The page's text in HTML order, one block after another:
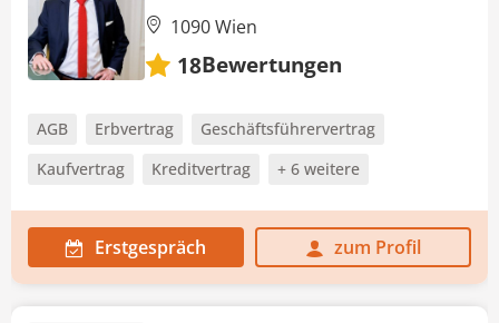
1090 Wien
18Bewertungen
AGB Erbvertrag
Geschäftsführervertrag
Kaufvertrag
Kreditvertrag + 6 weitere
Erstgespräch zum Profil